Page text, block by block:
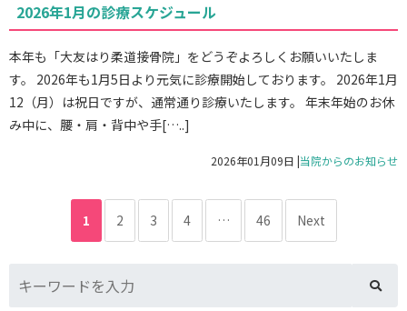
2026年1月の診療スケジュール
本年も「大友はり柔道接骨院」をどうぞよろしくお願いいたしま
す。 2026年も1月5日より元気に診療開始しております。 2026年1月
12（月）は祝日ですが、通常通り診療いたします。 年末年始のお休
み中に、腰・肩・背中や手[…..]
2026年01月09日 |当院からのお知らせ
1 2 3 4 … 46 Next